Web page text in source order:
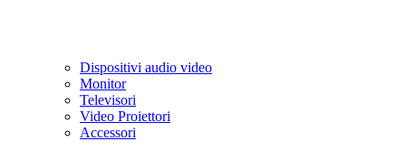
Dispositivi audio video
Monitor
Televisori
Video Proiettori
Accessori